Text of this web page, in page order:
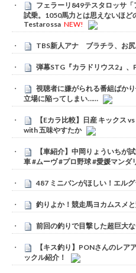
フェラーリ849テスタロッサ
試乗。1050馬力とは思えないほ
Testarossa NEW!
TBS新人アナ ブラチラ、お尻
弾幕STG『カラドリウス2』、
視聴者に嫌がられる番組ばか
立場に陥ってしまい……
【Eカラ比較】日産 キックス
with 五味やすたか
【車紹介】中岡りょういちが
車 #ムーヴ #プロ野球 #愛媛マンダ
487 ミニバンがほしい！エル
釣りよか！競走馬ヨカムスメ
前回の釣りで目撃した超巨大
【キス釣り】PONさんのレア
ックル紹介！